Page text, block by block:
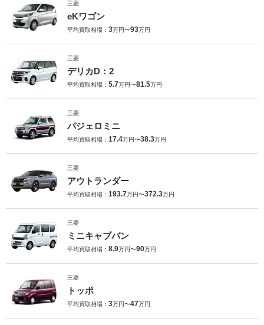
三菱
eKワゴン
平均買取相場： 3万円〜93万円
三菱
デリカD：2
平均買取相場： 5.7万円〜81.5万円
三菱
パジェロミニ
平均買取相場： 17.4万円〜38.3万円
三菱
アウトランダー
平均買取相場： 193.7万円〜372.3万円
三菱
ミニキャブバン
平均買取相場： 8.9万円〜90万円
三菱
トッポ
平均買取相場： 3万円〜47万円